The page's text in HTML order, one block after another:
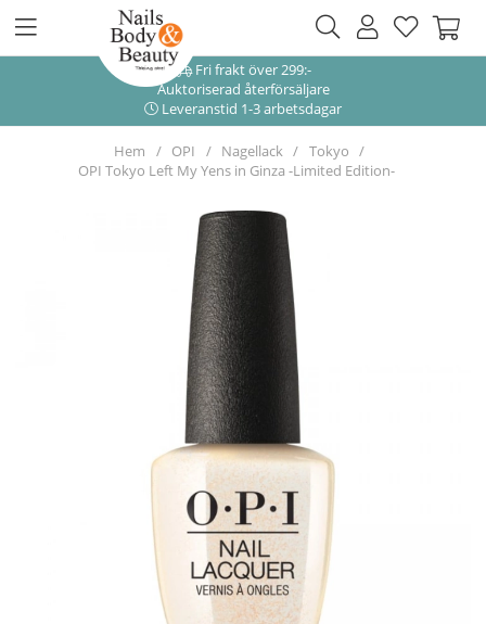
Fri frakt över 299:-
Auktoriserad återförsäljare
Leveranstid 1-3 arbetsdagar
Hem OPI Nagellack
Tokyo
OPI Tokyo Left My Yens in Ginza -Limited Edition-